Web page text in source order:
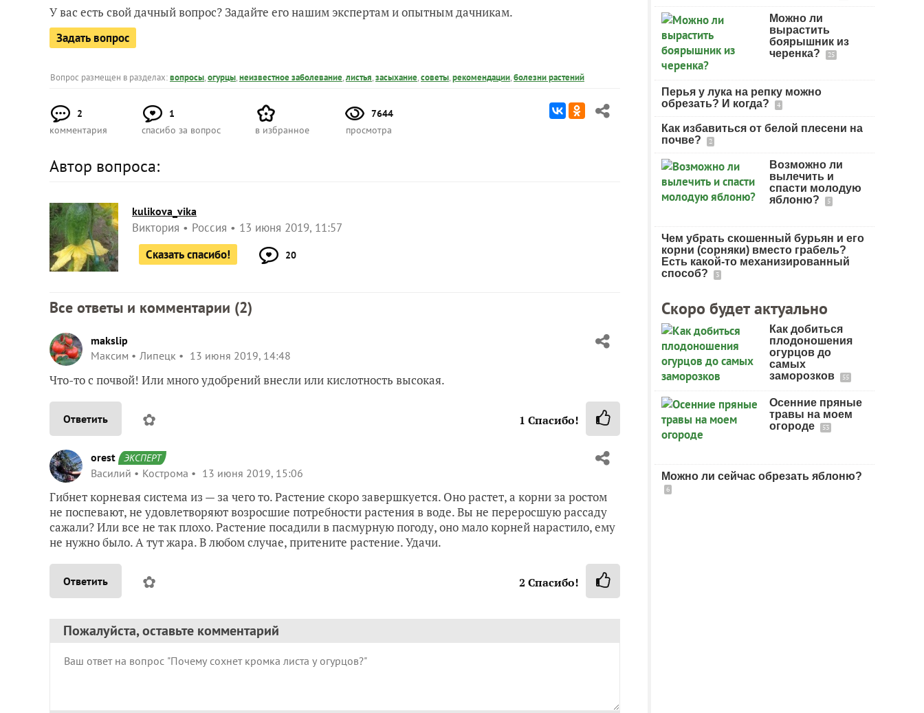
У вас есть свой дачный вопрос? Задайте его нашим экспертам и опытным дачникам.
Задать вопрос
Вопрос размещен в разделах:вопросы,огурцы,неизвестное заболевание,листья,засыхание,советы,рекомендации,болезни растений
2
комментария
1
спасибо за вопрос
в избранное
7644
просмотра
Автор вопроса:
kulikova_vika
Виктория Россия
13 июня 2019, 11:57
Сказать спасибо!
20
Все ответы и комментарии (2)
makslip
Максим
Липецк 13 июня 2019, 14:48
Что-то с почвой! Или много удобрений внесли или кислотность высокая.
Ответить ✿ 1 Спасибо!
orest ЭКСПЕРТ
Василий Кострома 13 июня 2019, 15:06
Гибнет корневая система из — за чего то. Растение скоро завершкуется. Оно растет, а корни за ростом
не поспевают, не удовлетворяют возросшие потребности растения в воде. Вы не переросшую рассаду
сажали? Или все не так плохо. Растение посадили в пасмурную погоду, оно мало корней нарастило, ему
не нужно было. А тут жара. В любом случае, притените растение. Удачи.
Ответить ✿ 2 Спасибо!
Пожалуйста, оставьте комментарий
Можно ли
вырастить
боярышник из
черенка?
25
Перья у лука на репку можно
обрезать? И когда?
4
Как избавиться от белой плесени на
почве?
2
Возможно ли
вылечить и
спасти молодую
яблоню?
5
Чем убрать скошенный бурьян и его
корни (сорняки) вместо грабель?
Есть какой-то механизированный
способ?
3
Скоро будет актуально
Как добиться
плодоношения
огурцов до
самых
заморозков
55
Осенние пряные
травы на моем
огороде
53
Можно ли сейчас обрезать яблоню?
6